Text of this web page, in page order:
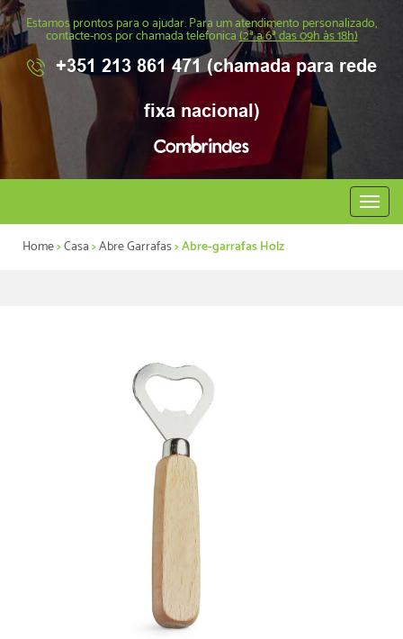
Estamos prontos para o ajudar. Para um atendimento personalizado,
contacte-nos por chamada telefonica(2ª a 6ª das 09h às 18h)
+351 213 861 471 (chamada para rede
fixa nacional)
Abrir
menu
Home>Casa>Abre Garrafas> Abre-garrafas Holz